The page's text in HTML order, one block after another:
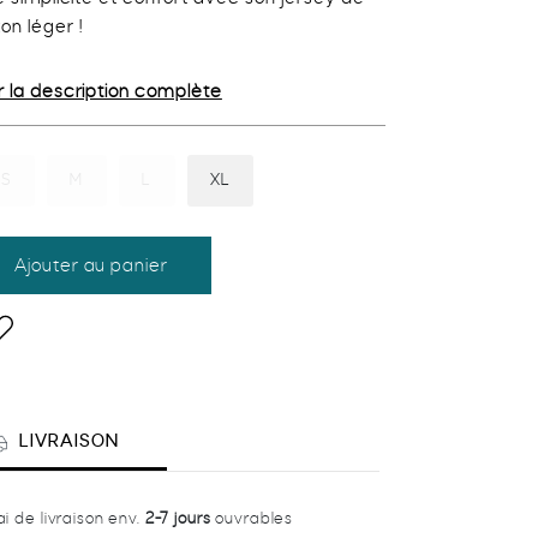
léger !
la description complète
XL
Ajouter au panier
LIVRAISON
de livraison env. 2-7 jours ouvrables